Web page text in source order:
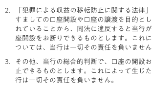
「犯罪による収益の移転防止に関する法律
すましての口座開設や口座の譲渡を目的と
れていることから、同法に違反すると当行
座開設をお断りできるものとします。これ
ついては、当行は一切その責任を負いません
その他、当行の総合的判断で、口座の開設
止できるものとします。これによって生じ
行は一切その責任を負いません。